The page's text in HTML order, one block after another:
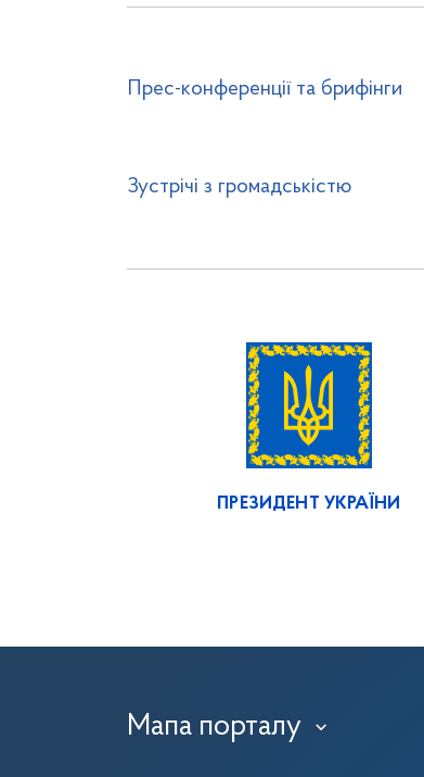
Прес-конференції та брифінги
Зустрічі з громадськістю
ПРЕЗИДЕНТ УКРАЇНИ
Мапа порталу ›